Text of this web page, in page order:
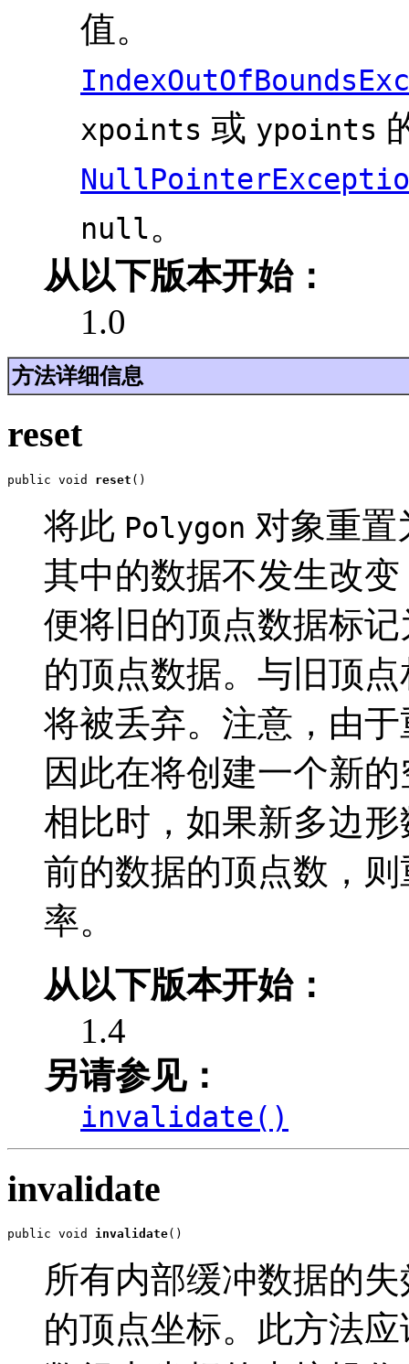
值。
xpoints 或 ypoints
null。
从以下版本开始：
1.0
方法详细信息
reset
public void reset ()
将此 Polygon 对象重
其中的数据不发生改
便将旧的顶点数据标
的顶点数据。与旧顶
将被丢弃。注意，由
因此在将创建一个新
相比时，如果新多边
前的数据的顶点数，
率。
从以下版本开始：
1.4
另请参见：
invalidate()
invalidate
public void invalidate()
所有内部缓冲数据的
的顶点坐标。此方法